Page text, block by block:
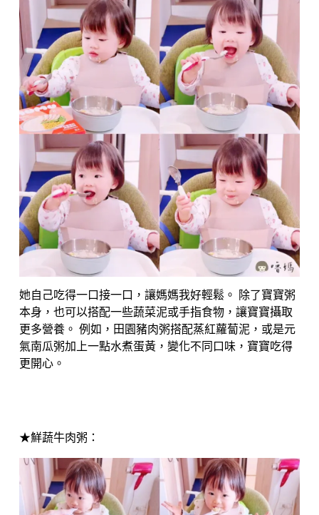
她自己吃得一口接一口，讓媽媽我好輕鬆。 除了寶寶粥
本身，也可以搭配一些蔬菜泥或手指食物，讓寶寶攝取
更多營養。 例如，田園豬肉粥搭配蒸紅蘿蔔泥，或是元
氣南瓜粥加上一點水煮蛋黃，變化不同口味，寶寶吃得
更開心。
★鮮蔬牛肉粥：